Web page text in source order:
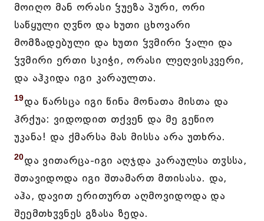
მოიღო მან ორასი ჴუეზა პური, ორი
საწყული ღჳნო და ხუთი ცხოვარი
მომზადებული და ხუთი ჴჳმირი ჴალი და
ჴჳმირი ერთი სკიჭი, ორასი ლეღვისკვერი,
და აჰკიდა იგი კარაულთა.
19და წარსცა იგი წინა მონათა მისთა და
ჰრქუა: ვიდოდით თქვენ და მე გეწიო
უკანა! და ქმარსა მას მისსა არა უთხრა.
20და ვითარცა-იგი აღჯდა კარაულსა თჳსსა,
შთავიდოდა იგი შთამართ მთისასა. და,
აჰა, დავით ერითურთ აღმოვიდოდა და
შეემთხჳვნეს გზასა ზედა.